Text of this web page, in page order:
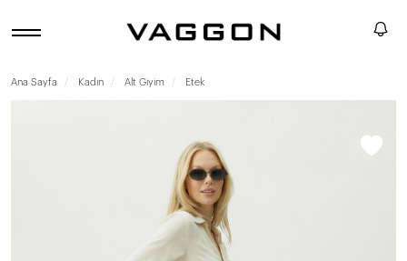
Ana Sayfa Kadın Alt Giyim Etek